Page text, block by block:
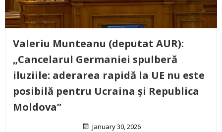
Valeriu Munteanu (deputat AUR):
„Cancelarul Germaniei spulberă
iluziile: aderarea rapidă la UE nu este
posibilă pentru Ucraina și Republica
Moldova”
January 30, 2026